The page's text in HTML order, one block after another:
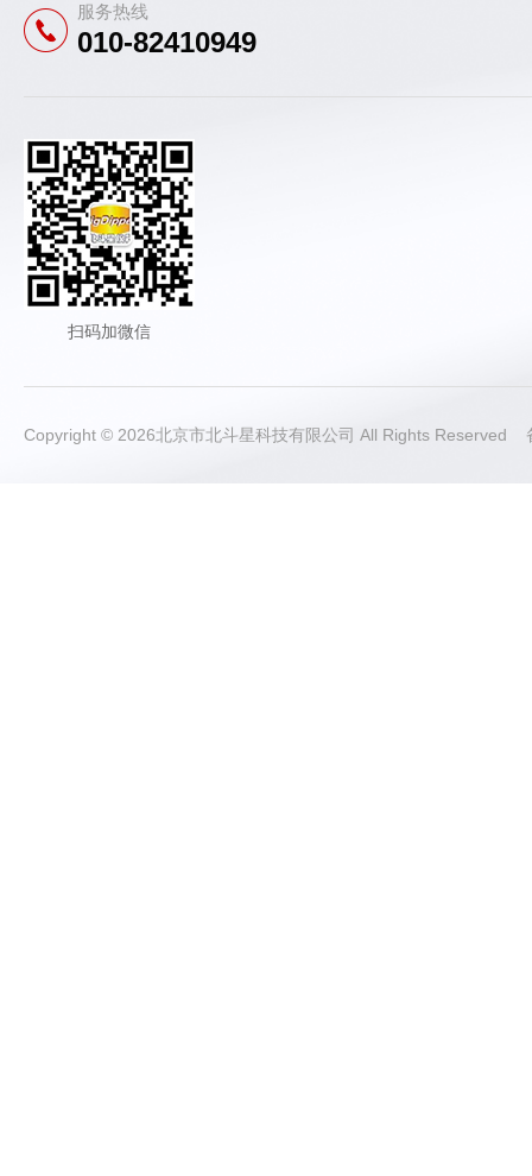
服务热线
010-82410949
扫码加微信
Copyright © 2026北京市北斗星科技有限公司 All Rights Reserved